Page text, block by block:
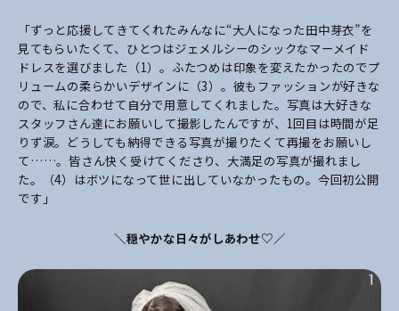
「ずっと応援してきてくれたみんなに“大人になった田中芽衣”を
見てもらいたくて、ひとつはジェメルシーのシックなマーメイド
ドレスを選びました（1）。ふたつめは印象を変えたかったのでプ
リュームの柔らかいデザインに（3）。彼もファッションが好きな
ので、私に合わせて自分で用意してくれました。写真は大好きな
スタッフさん達にお願いして撮影したんですが、1回目は時間が足
りず涙。どうしても納得できる写真が撮りたくて再撮をお願いし
て……。皆さん快く受けてくださり、大満足の写真が撮れまし
た。（4）はボツになって世に出していなかったもの。今回初公開
です」
＼穏やかな日々がしあわせ♡／